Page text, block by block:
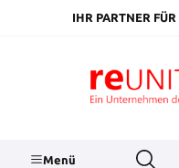
springenIHR PARTNER
Menü